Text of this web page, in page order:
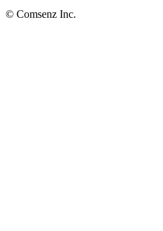
© Comsenz Inc.